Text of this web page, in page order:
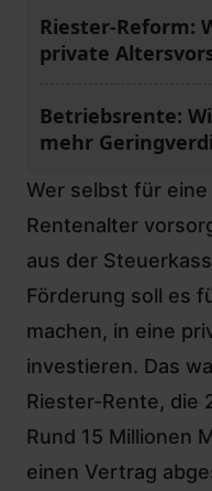
Riester-Reform:
private
Betriebsrente:
mehr
Wer selbst für
Rentenalter
aus der
Förderung soll es
machen, in eine
investieren. Das
Riester-Rente, die
Rund 15 Millionen
einen Vertrag